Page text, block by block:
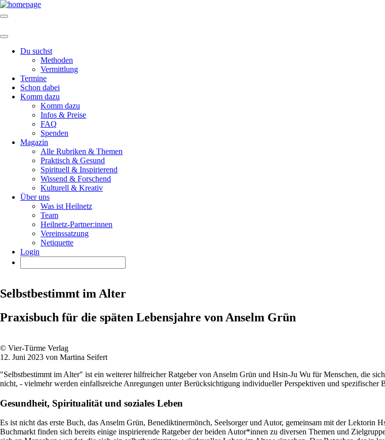
Du suchst
Methoden
Vermittlung
Termine
Schon dabei
Komm dazu
Komm dazu
Infos & Preise
FAQ
Spenden
Magazin
Alle Rubriken & Themen
Praktisch & Gesund
Spirituell & Inspirierend
Wissend & Forschend
Kulturell & Kreativ
Über uns
Was ist Heilnetz
Team
Heilnetz-Partner:innen
Vereinssatzung
Netiquette
Login
Selbstbestimmt im Alter
Praxisbuch für die späten Lebensjahre von Anselm Grün
© Vier-Türme Verlag
12. Juni 2023 von Martina Seifert
"Selbstbestimmt im Alter" ist ein weiterer hilfreicher Ratgeber von Anselm Grün und Hsin-Ju Wu für Menschen, die
nicht, - vielmehr werden einfallsreiche Anregungen unter Berücksichtigung individueller Perspektiven und spezifischer
Gesundheit, Spiritualität und soziales Leben
Es ist nicht das erste Buch, das Anselm Grün, Benediktinermönch, Seelsorger und Autor, gemeinsam mit der Lektorin
Buchmarkt finden sich bereits einige inspirierende Ratgeber der beiden Autor*innen zu diversen Themen und